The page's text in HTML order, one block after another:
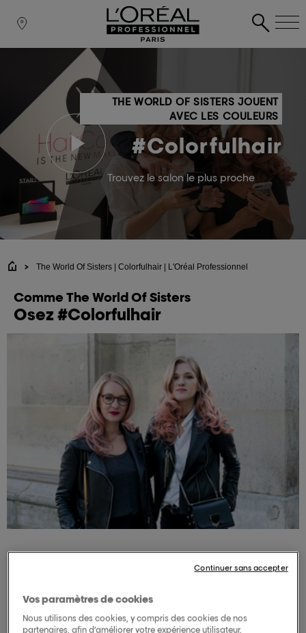
THE WORLD OF SISTERS JOUENT
AVEC LES COULEURS
#Colorfulhair
Trouvez le salon le plus proche
The World Of Sisters | Colorfulhair | L'Oréal Professionnel
Comme The World Of Sisters
Osez #Colorfulhair
The World Of Sisters souhaitaient un
réalisée par un professionnel en salon de coiffure.
Découvrez leur expérience#Colorfulhair!
Vos paramètres de cookies
Nous utilisons des cookies, y compris des cookies de nos
partenaires, afin d’améliorer votre expérience utilisateur,
Continuer sans accepter